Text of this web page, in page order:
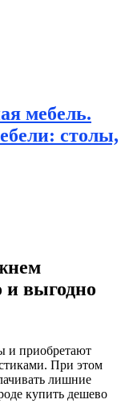
мебель.
столы,
и выгодно
и приобретают
При этом
лишние
купить дешево